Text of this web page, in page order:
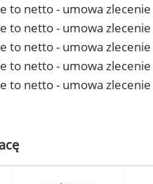
to netto - umowa
to netto - umowa zlecenie
to netto - umowa
to netto - umowa
to netto - umowa zlecenie